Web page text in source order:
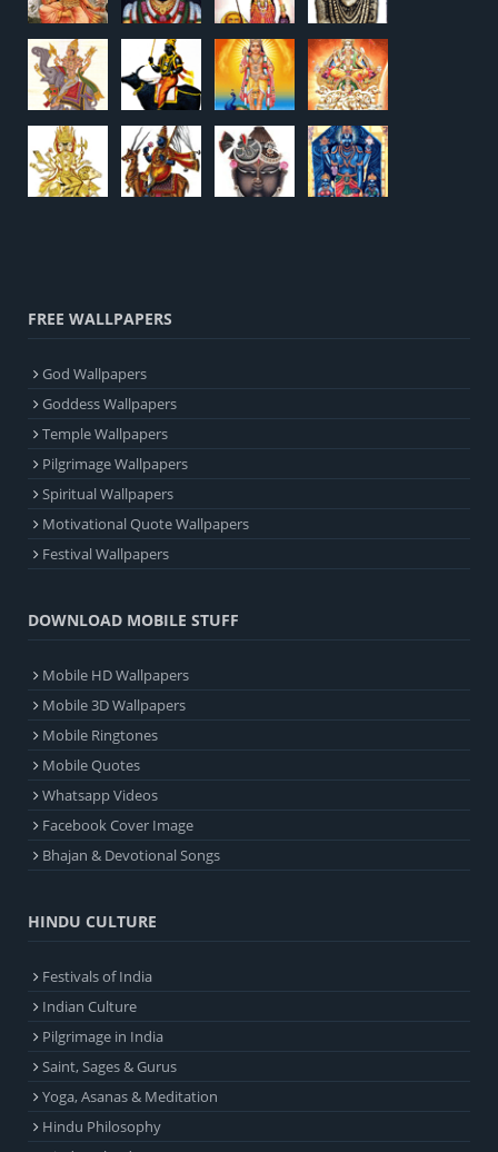
FREE WALLPAPERS
God Wallpapers
Goddess Wallpapers
Temple Wallpapers
Pilgrimage Wallpapers
Spiritual Wallpapers
Motivational Quote Wallpapers
Festival Wallpapers
DOWNLOAD MOBILE STUFF
Mobile HD Wallpapers
Mobile 3D Wallpapers
Mobile Ringtones
Mobile Quotes
Whatsapp Videos
Facebook Cover Image
Bhajan & Devotional Songs
HINDU CULTURE
Festivals of India
Indian Culture
Pilgrimage in India
Saint, Sages & Gurus
Yoga, Asanas & Meditation
Hindu Philosophy